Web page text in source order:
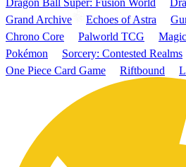
Grand Archive
Echoes of Astra
Chrono Core
Palworld TCG
Pokémon
Sorcery: Contested Realms
One Piece Card Game
Riftbound